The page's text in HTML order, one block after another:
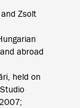
Zsolt
abroad
held on